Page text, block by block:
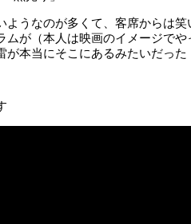
ようなのが多くて、客席からは
が（本人は映画のイメージで
が本当にそこにあるみたいだった